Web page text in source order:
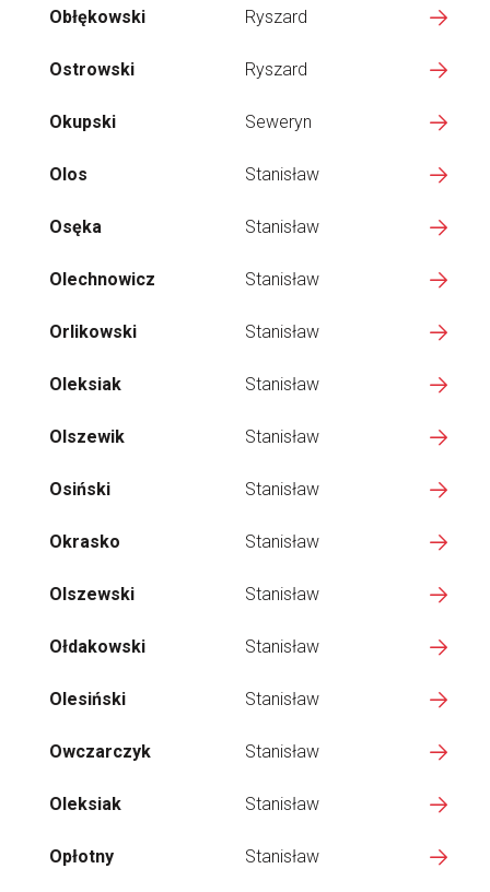
Obłękowski Ryszard
Ostrowski Ryszard
Okupski Seweryn
Olos Stanisław
Osęka Stanisław
Olechnowicz Stanisław
Orlikowski Stanisław
Oleksiak Stanisław
Olszewik Stanisław
Osiński Stanisław
Okrasko Stanisław
Olszewski Stanisław
Ołdakowski Stanisław
Olesiński Stanisław
Owczarczyk Stanisław
Oleksiak Stanisław
Opłotny Stanisław